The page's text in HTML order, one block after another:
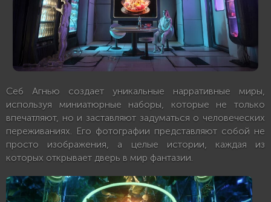
Себ Агнью создает уникальные нарративные миры,
используя миниатюрные наборы, которые не только
впечатляют, но и заставляют задуматься о человеческих
переживаниях. Его фотографии представляют собой не
просто изображения, а целые истории, каждая из
которых открывает дверь в мир фантазии.